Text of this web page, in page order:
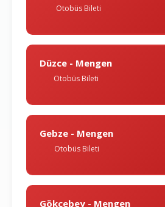
Otobüs Bileti
Düzce - Mengen
Otobüs Bileti
Gebze - Mengen
Otobüs Bileti
Gökçebey - Mengen